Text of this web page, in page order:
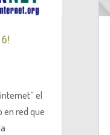
el
en red que